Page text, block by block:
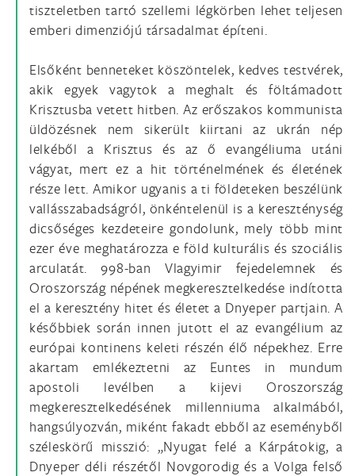
tiszteletben tartó szellemi légkörben lehet teljesen
emberi dimenziójú társadalmat építeni.
Elsőként benneteket köszöntelek, kedves testvérek,
akik egyek vagytok a meghalt és föltámadott
Krisztusba vetett hitben. Az erőszakos kommunista
üldözésnek nem sikerült kiirtani az ukrán nép
lelkéből a Krisztus és az ő evangéliuma utáni
vágyat, mert ez a hit történelmének és életének
része lett. Amikor ugyanis a ti földeteken beszélünk
vallásszabadságról, önkéntelenül is a kereszténység
dicsőséges kezdeteire gondolunk, mely több mint
ezer éve meghatározza e föld kulturális és szociális
arculatát. 998-ban Vlagyimir fejedelemnek és
Oroszország népének megkeresztelkedése indította
el a keresztény hitet és életet a Dnyeper partjain. A
későbbiek során innen jutott el az evangélium az
európai kontinens keleti részén élő népekhez. Erre
akartam emlékeztetni az Euntes in mundum
apostoli levélben a kijevi Oroszország
megkeresztelkedésének millenniuma alkalmából,
hangsúlyozván, miként fakadt ebből az eseményből
széleskörű misszió: „Nyugat felé a Kárpátokig, a
Dnyeper déli részétől Novgorodig és a Volga felső